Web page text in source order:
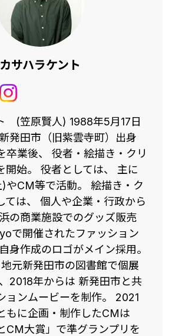
カサハラケント
(笠原賢人) 1988年5月17日
発田市（旧紫雲寺町）出身
卒業後、 役者・絵描き・クリ
開始。 役者としては、 主に
やCM等で活動。 絵描き・ク
ては、 個人や企業・行政から
の商業施設でのグッズ販売
で開催されたファッション
身作成のロゴがメイン採用。
元新発田市の図書館で個展
2018年からは 新発田市と共
ョンムービーを制作。 2021
もに企画・制作したCMは
CM大賞」で準グランプリを